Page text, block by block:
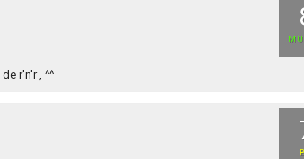
r'n'r , ^^